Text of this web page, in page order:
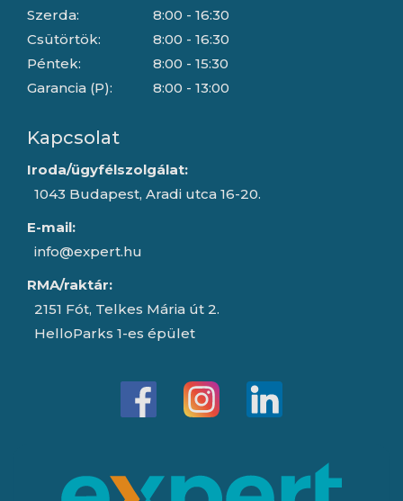
Szerda:
Csütörtök:
Péntek:
Garancia (P):
8:00 - 16:30
8:00 - 16:30
8:00 - 15:30
8:00 - 13:00
Kapcsolat
Iroda/ügyfélszolgálat:
1043 Budapest, Aradi utca 16-20.
E-mail:
info@expert.hu
RMA/raktár:
2151 Fót, Telkes Mária út 2.
HelloParks 1-es épület